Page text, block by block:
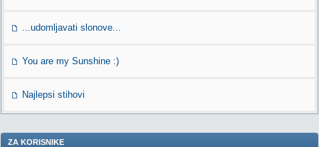
...udomljavati slonove...
You are my Sunshine :)
Najlepsi stihovi
ZA KORISNIKE